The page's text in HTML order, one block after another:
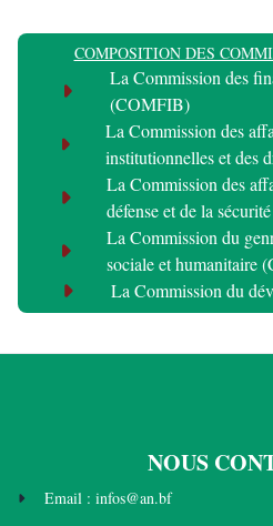
COMPOSITION DES
La Commission des
(COMFIB)
La Commission des
institutionnelles et des
La Commission des
défense et de la
La Commission du
sociale et humanitaire
La Commission du
NOUS
Email : infos@an.bf